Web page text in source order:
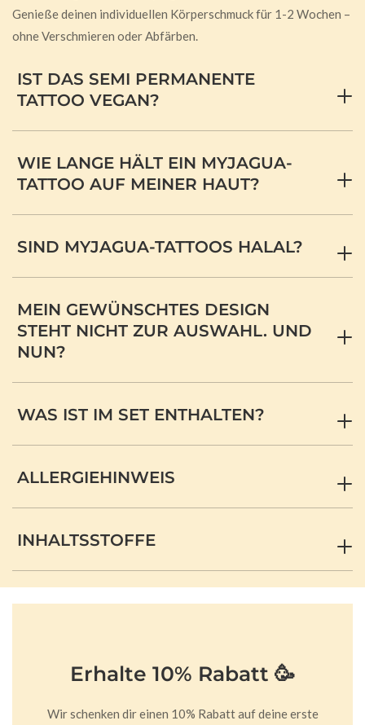
Genieße deinen individuellen Körperschmuck für 1-2 Wochen –
ohne Verschmieren oder Abfärben.
IST DAS SEMI PERMANENTE
TATTOO VEGAN?
WIE LANGE HÄLT EIN MYJAGUA-
TATTOO AUF MEINER HAUT?
SIND MYJAGUA-TATTOOS HALAL?
MEIN GEWÜNSCHTES DESIGN
STEHT NICHT ZUR AUSWAHL. UND
NUN?
WAS IST IM SET ENTHALTEN?
ALLERGIEHINWEIS
INHALTSSTOFFE
Erhalte 10% Rabatt 🥳
Wir schenken dir einen 10% Rabatt auf deine erste